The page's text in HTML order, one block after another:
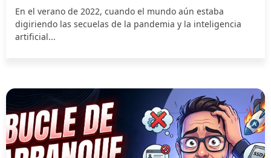
En el verano de 2022, cuando el mundo aún estaba
digiriendo las secuelas de la pandemia y la inteligencia
artificial...